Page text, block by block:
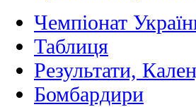
Чемпіонат
Таблиця
Результати,
Бомбардири